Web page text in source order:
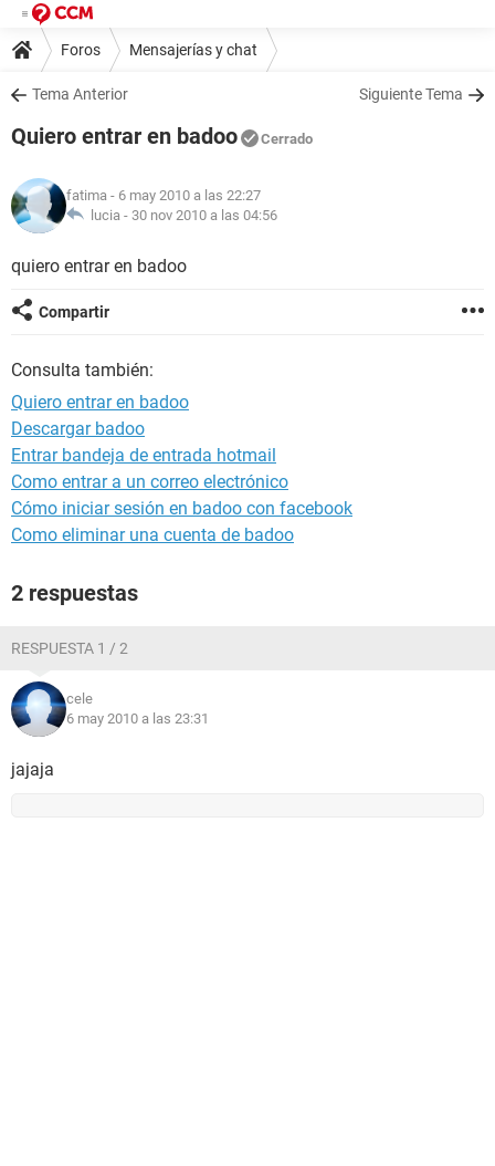
Foros Mensajerías y chat
Tema Anterior Siguiente Tema
Quiero entrar en badoo Cerrado
fatima - 6 may 2010 a las 22:27
lucia - 30 nov 2010 a las 04:56
quiero entrar en badoo
Compartir
Consulta también:
Quiero entrar en badoo
Descargar badoo
Entrar bandeja de entrada hotmail
Como entrar a un correo electrónico
Cómo iniciar sesión en badoo con facebook
Como eliminar una cuenta de badoo
2 respuestas
RESPUESTA 1 / 2
cele
6 may 2010 a las 23:31
jajaja